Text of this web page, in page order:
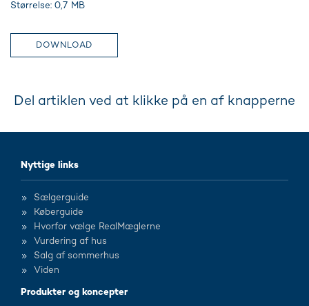
Størrelse: 0,7 MB
DOWNLOAD
Del artiklen ved at klikke på en af knapperne
Nyttige links
Sælgerguide
Køberguide
Hvorfor vælge RealMæglerne
Vurdering af hus
Salg af sommerhus
Viden
Produkter og koncepter